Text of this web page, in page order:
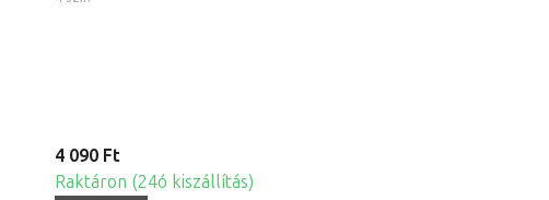
4 090 Ft
Raktáron (24ó kiszállítás)